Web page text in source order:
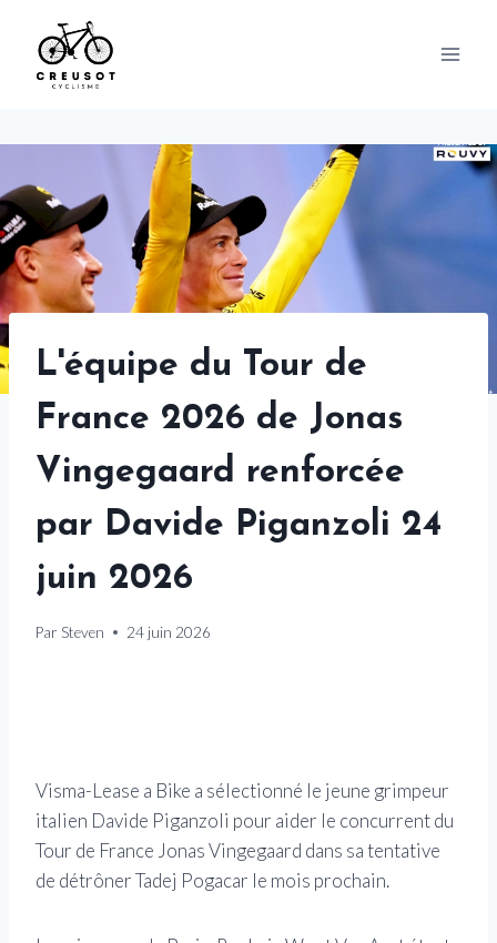
content
L'équipe du Tour de
France 2026 de Jonas
Vingegaard renforcée
par Davide Piganzoli 24
juin 2026
Par Steven 24 juin 2026
Visma-Lease a Bike a sélectionné le jeune grimpeur
italien Davide Piganzoli pour aider le concurrent du
Tour de France Jonas Vingegaard dans sa tentative
de détrôner Tadej Pogacar le mois prochain.